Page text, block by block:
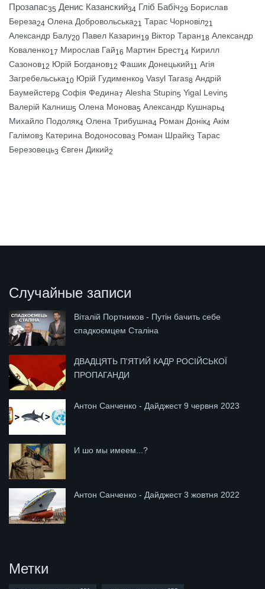
Прозапас35 Денис Казанский34 Гліб Бабіч29 Борислав
Береза24 Олена Добровольська21 Тарас Чорновіл21
Александр Балу20 Павел Казарин19 Віктор Таран18 Александр
Коваленко17 Мирослав Гай16 Мартин Брест14 Кирилл
Сазонов12 Юрій Богданов12 Фашик Донецький11 Агія
Загребельська10 Юрій Гудименко9 Vasyl Taras8 Андрій
Баумейстер8 Софія Федина7 Alesha Stupin5 Yigal Levin5
Валерій Калниш5 Олена Монова5 Александр Кушнарь4
Михайло Подоляк4 Олена Трибушна4 Роман Донік4 Акім
Галімов3 Катерина Водоносова3 Роман Шрайк3 Тарас
Березовець3 Євген Дикий2
Случайные записи
Віталій Портников - Путін бачить себе
спадкоємцем Сталіна
ДВАДЦЯТЬ П'ЯТИЙ КАДР РОСІЙСЬКОЇ
ПРОПАГАНДИ
Антон Санченко - Дайджест 9 червня 2023
И шо мы имеем...?
Антон Санченко - Дайджест 3 жовтня 2022
Метки